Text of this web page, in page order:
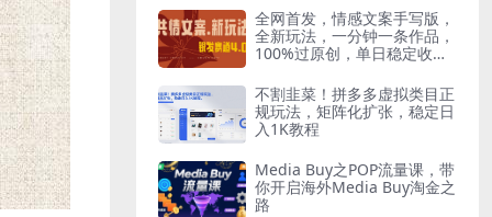
1）
全网首发，情感文案手写版，
全新玩法，一分钟一条作品，
100%过原创，单日稳定收益3
不割韭菜！拼多多虚拟类目正
规玩法，矩阵化扩张，稳定日
入1K教程
Media Buy之POP流量课，带
你开启海外Media Buy淘金之
路